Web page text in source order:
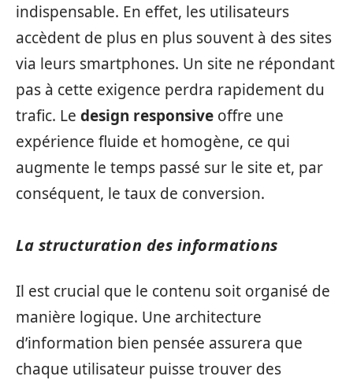
indispensable. En effet, les utilisateurs
accèdent de plus en plus souvent à des sites
via leurs smartphones. Un site ne répondant
pas à cette exigence perdra rapidement du
trafic. Le design responsive offre une
expérience fluide et homogène, ce qui
augmente le temps passé sur le site et, par
conséquent, le taux de conversion.
La structuration des informations
Il est crucial que le contenu soit organisé de
manière logique. Une architecture
d’information bien pensée assurera que
chaque utilisateur puisse trouver des